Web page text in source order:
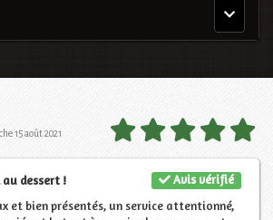
Menu
principal
15 août 2021
Avis vérifié
au dessert !
et bien présentés, un service attentionné,